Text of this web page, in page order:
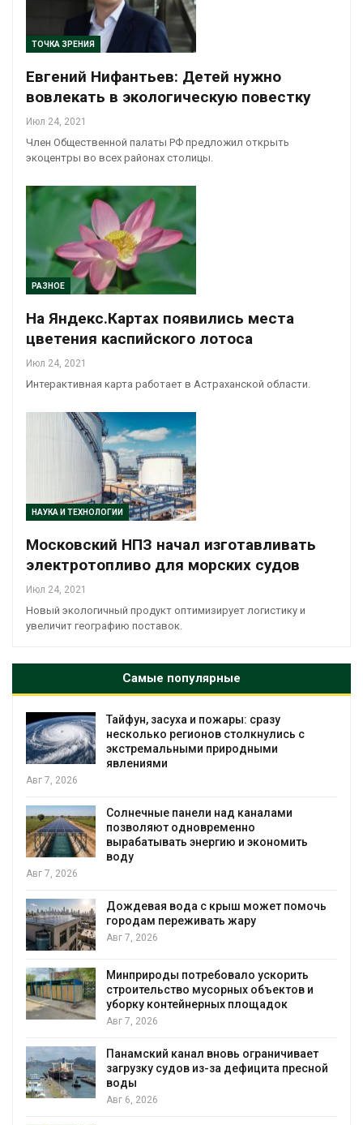
ТОЧКА ЗРЕНИЯ
Евгений Нифантьев: Детей нужно
вовлекать в экологическую повестку
Июл 24, 2021
Член Общественной палаты РФ предложил открыть
экоцентры во всех районах столицы.
РАЗНОЕ
На Яндекс.Картах появились места
цветения каспийского лотоса
Июл 24, 2021
Интерактивная карта работает в Астраханской области.
НАУКА И ТЕХНОЛОГИИ
Московский НПЗ начал изготавливать
электротопливо для морских судов
Июл 24, 2021
Новый экологичный продукт оптимизирует логистику и
увеличит географию поставок.
Самые популярные
Тайфун, засуха и пожары: сразу
несколько регионов столкнулись с
экстремальными природными
явлениями
Авг 7, 2026
Солнечные панели над каналами
позволяют одновременно
вырабатывать энергию и экономить
воду
Авг 7, 2026
Дождевая вода с крыш может помочь
городам переживать жару
Авг 7, 2026
Минприроды потребовало ускорить
строительство мусорных объектов и
уборку контейнерных площадок
Авг 7, 2026
Панамский канал вновь ограничивает
загрузку судов из-за дефицита пресной
воды
Авг 6, 2026